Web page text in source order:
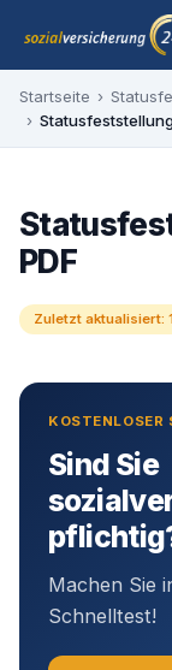
Zum Inhalt springen
Startseite ›
›
PDF
Zuletzt aktualisiert:
KOSTENLOSER
Sind Sie
Machen Sie
Schnelltest!